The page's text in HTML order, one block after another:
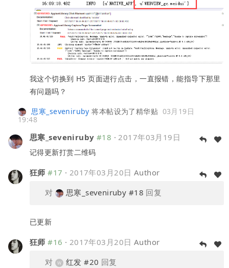
我这个切换到 H5 页面进行点击，一直报错，能指导下那里
有问题吗？
思寒_seveniruby 将本帖设为了精华贴 03月19日
19:48
思寒_seveniruby #18 ·2017年03月19日
记得更新打赏二维码
狂师 #17 · 2017年03月20日 Author
对
思寒_seveniruby #18 回复
已更新
狂师 #16 · 2017年03月20日 Author
对
红发 #20 回复